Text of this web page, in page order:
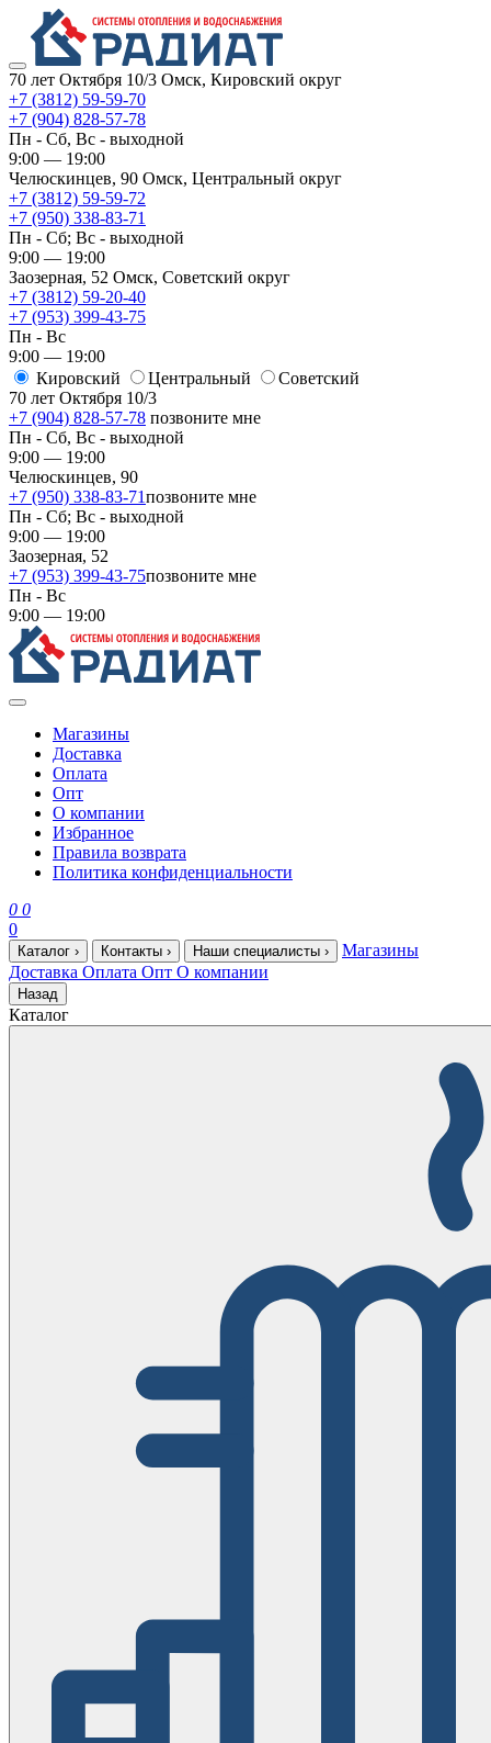
70 лет Октября 10/3 Омск, Кировский округ
+7 (3812) 59-59-70
+7 (904) 828-57-78
Пн - Сб, Вс - выходной
9:00 — 19:00
Челюскинцев, 90 Омск, ​Центральный округ
+7 (3812) 59-59-72
+7 (950) 338-83-71
Пн - Сб; Вс - выходной
9:00 — 19:00
Заозерная, 52 Омск, ​Советский округ
+7 (3812) 59-20-40
+7 (953) 399-43-75
Пн - Вс
9:00 — 19:00
Кировский
​Центральный
​Советский
70 лет Октября 10/3
+7 (904) 828-57-78 позвоните мне
Пн - Сб, Вс - выходной
9:00 — 19:00
Челюскинцев, 90
+7 (950) 338-83-71позвоните мне
Пн - Сб; Вс - выходной
9:00 — 19:00
Заозерная, 52
+7 (953) 399-43-75позвоните мне
Пн - Вс
9:00 — 19:00
Магазины
Доставка
Оплата
Опт
О компании
Избранное
Правила возврата
Политика конфиденциальности
0 0
0
Каталог › Контакты › Наши специалисты ›
Магазины
Доставка Оплата Опт О компании
Назад
Каталог